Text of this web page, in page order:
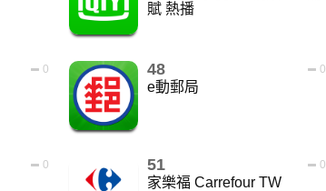
賦 熱播
0 48 0
e動郵局
0 51 0
家樂福 Carrefour TW